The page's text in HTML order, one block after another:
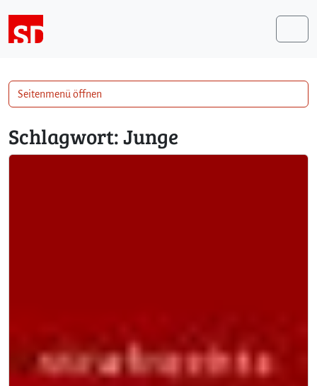
Schlagwort:Junge
Seitenmenü öffnen